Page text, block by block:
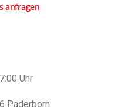
anfragen
Uhr
Paderborn